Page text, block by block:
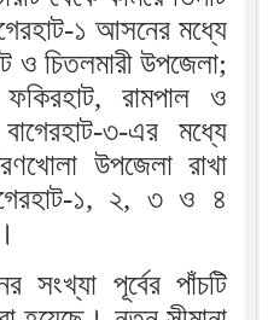
১ আসনের মধ্যে
ও চিতলমারী উপজেলা;
রামপাল ও
৩-এর মধ্যে
উপজেলা রাখা
১, ২, ৩ ও ৪
সংখ্যা পূর্বের পাঁচটি